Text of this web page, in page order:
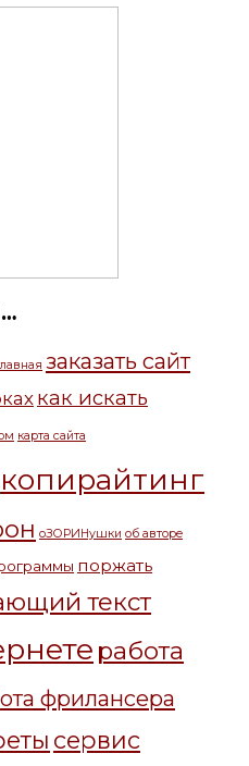
заказать сайт
как искать
карта сайта
копирайтинг
оЗОРИНушки об авторе
поржать
текст
работа
фрилансера
сервис